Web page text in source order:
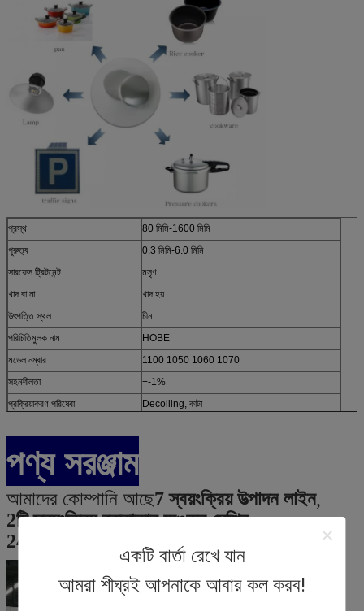
একটি বার্তা রেখে যান
আমরা শীঘ্রই আপনাকে আবার কল করব!
প্রস্থ
80 মিমি-1600 মিমি
পুরুত্ব
0.3 মিমি-6.0 মিমি
সারফেস ট্রিটমেন্ট
মসৃণ
খাদ বা না
খাদ হয়
উৎপত্তি স্থল
চীন
পরিচিতিমুলক নাম
HOBE
মডেল নম্বার
1100 1050 1060 1070
সহনশীলতা
+-1%
প্রক্রিয়াকরণ পরিষেবা
Decoiling, কাটা
পণ্য সরঞ্জাম
আমাদের কোম্পানি আছে7 স্বয়ংক্রিয় উত্পাদন লাইন,
2টি স্বয়ংক্রিয় বৃত্তাকার অঙ্কন মেশিন,
24 ঘন্টা অবিরাম উত্পাদন